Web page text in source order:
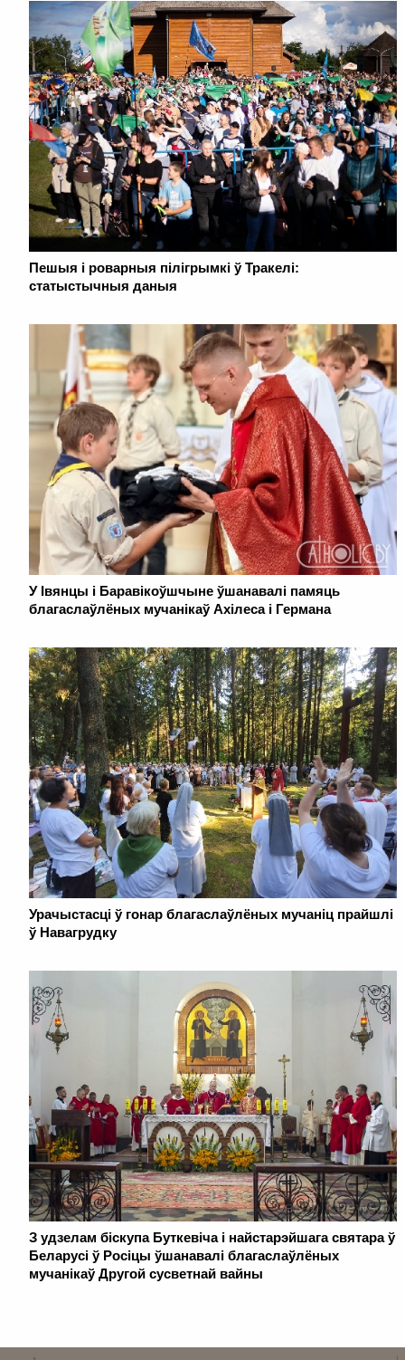
Пешыя і роварныя пілігрымкі ў Тракелі:
статыстычныя даныя
У Івянцы і Баравікоўшчыне ўшанавалі памяць
благаслаўлёных мучанікаў Ахілеса і Германа
Урачыстасці ў гонар благаслаўлёных мучаніц прайшлі
ў Навагрудку
З удзелам біскупа Буткевіча і найстарэйшага святара ў
Беларусі ў Росіцы ўшанавалі благаслаўлёных
мучанікаў Другой сусветнай вайны